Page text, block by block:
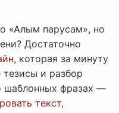
«Алым парусам», но
Достаточно
, которая за минуту
и разбор
шаблонных фразах —
текст,